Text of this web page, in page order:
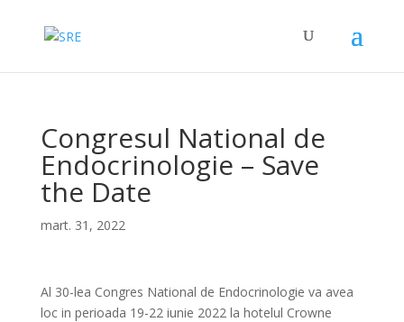
Congresul National de
Endocrinologie – Save
the Date
mart. 31, 2022
Al 30-lea Congres National de Endocrinologie va avea
loc in perioada 19-22 iunie 2022 la hotelul Crowne